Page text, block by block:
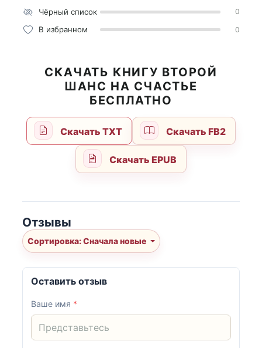
Чёрный список 0
В избранном 0
СКАЧАТЬ КНИГУ ВТОРОЙ
ШАНС НА СЧАСТЬЕ
БЕСПЛАТНО
Скачать TXT Скачать FB2
Скачать EPUB
Отзывы
Сортировка: Сначала новые
Оставить отзыв
Ваше имя *